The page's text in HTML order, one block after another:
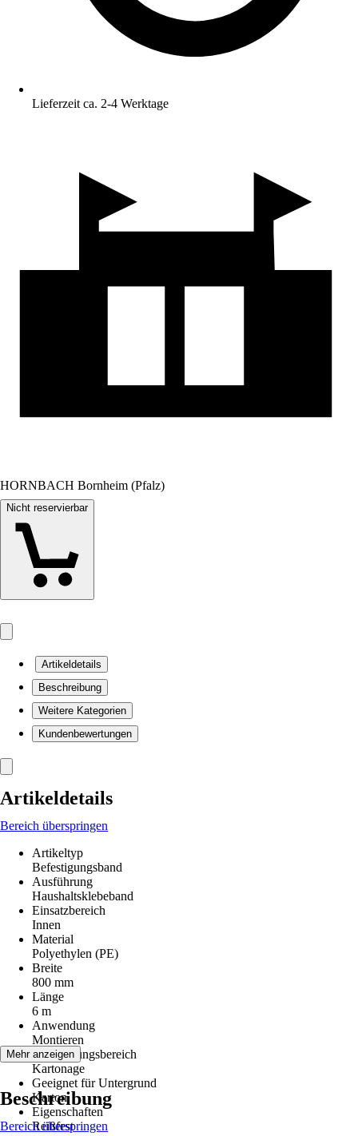
Lieferzeit ca. 2-4 Werktage
HORNBACH Bornheim (Pfalz)
Nicht reservierbar
Artikeldetails
Beschreibung
Weitere Kategorien
Kundenbewertungen
Artikeldetails
Bereich überspringen
Artikeltyp
Befestigungsband
Ausführung
Haushaltsklebeband
Einsatzbereich
Innen
Material
Polyethylen (PE)
Breite
800 mm
Länge
6 m
Anwendung
Montieren
Anwendungsbereich
Kartonage
Geeignet für Untergrund
Karton
Eigenschaften
Reißfest
Mehr anzeigen
Beschreibung
Bereich überspringen